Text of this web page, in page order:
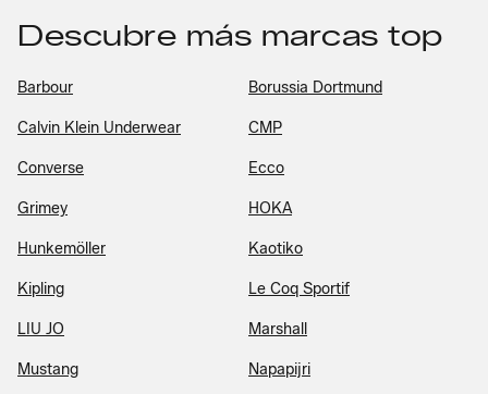
Descubre más marcas top
Barbour Borussia Dortmund
Calvin Klein Underwear CMP
Converse Ecco
Grimey HOKA
Hunkemöller Kaotiko
Kipling Le Coq Sportif
LIU JO Marshall
Mustang Napapijri